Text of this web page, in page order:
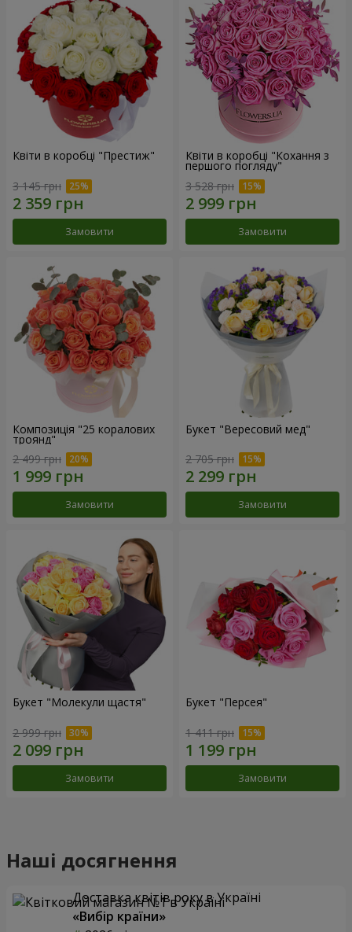
Квіти в коробці "Престиж"
3 145 грн
Замовити
Квіти в коробці "Кохання з
першого погляду"
3 528 грн
Замовити
Композиція "25 коралових
троянд"
2 499 грн
Замовити
Букет "Вересовий мед"
2 705 грн
Замовити
Букет "Молекули щастя"
2 999 грн
Замовити
Букет "Персея"
1 411 грн
Замовити
Наші досягнення
Доставка квітів року в Україні
«Вибір країни»